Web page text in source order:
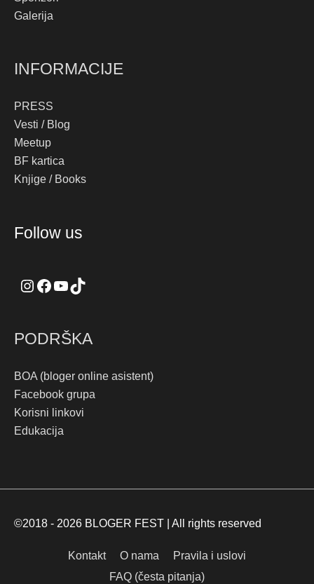
Galerija
INFORMACIJE
PRESS
Vesti / Blog
Meetup
BF kartica
Knjige / Books
Follow us
PODRŠKA
BOA (bloger online asistent)
Facebook grupa
Korisni linkovi
Edukacija
©2018 - 2026 BLOGER FEST | All rights reserved
Kontakt O nama
Pravila i uslovi
FAQ (česta pitanja)